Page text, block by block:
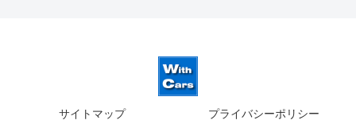
サイトマップ プライバシーポリシー